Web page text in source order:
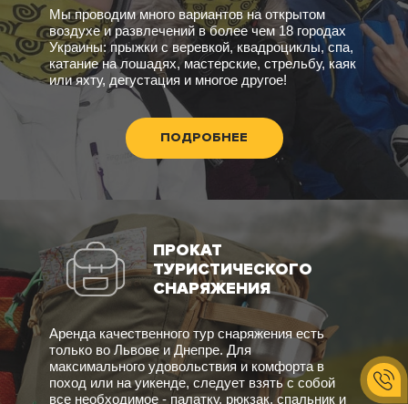
Мы проводим много вариантов на открытом
воздухе и развлечений в более чем 18 городах
Украины: прыжки с веревкой, квадроциклы, спа,
катание на лошадях, мастерские, стрельбу, каяк
или яхту, дегустация и многое другое!
ПОДРОБНЕЕ
ПРОКАТ
ТУРИСТИЧЕСКОГО
СНАРЯЖЕНИЯ
Аренда качественного тур снаряжения есть
только во Львове и Днепре. Для
максимального удовольствия и комфорта в
поход или на уикенде, следует взять с собой
все необходимое - палатку, рюкзак, спальник и